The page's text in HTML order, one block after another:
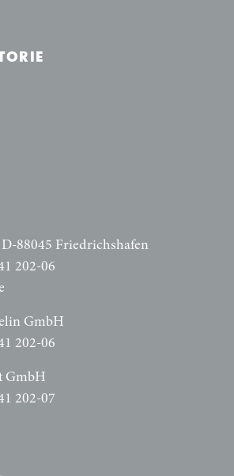
88045 Friedrichshafen
202-06
GmbH
202-06
GmbH
202-07